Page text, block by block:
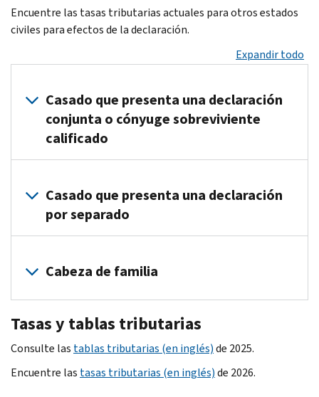
Encuentre las tasas tributarias actuales para otros estados
civiles para efectos de la declaración.
Expandir todo
Casado que presenta una declaración
conjunta o cónyuge sobreviviente
calificado
Tasa
tributaria
ingresos
tributables
de…
hasta…
10%
22%
$96,951
$206,700
24%
$206,701
$394,600
32%
$394,601
$501,050
Casado que presenta una declaración
por separado
ingresos
$11,925
12%
$11,926
$48,475
Cabeza de familia
Tasa
tributaria
sobre los
ingresos
tributables
de…
hasta…
Tasas y tablas tributarias
Consulte las tablas tributarias (en inglés)de 2025.
Encuentre las tasas tributarias (en inglés)de 2026.